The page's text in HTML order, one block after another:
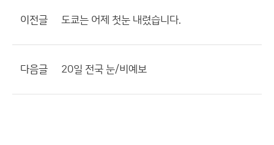
이전글 도쿄는 어제 첫눈 내렸습니다.
다음글 20일 전국 눈/비예보